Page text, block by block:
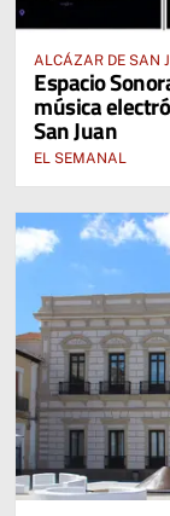
ALCÁZAR DE SAN
Espacio
música
San Juan
EL SEMANAL